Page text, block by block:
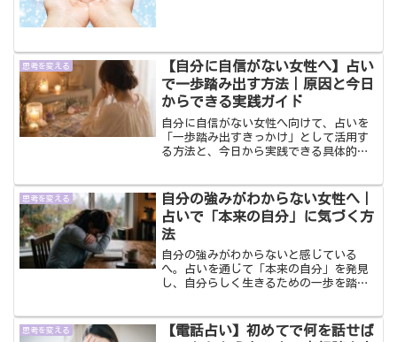
思考を変える
【自分に自信がない女性へ】占い
で一歩踏み出す方法｜原因と今日
からできる実践ガイド
自分に自信がない女性へ向けて、占いを
「一歩踏み出すきっかけ」として活用す
る方法と、今日から実践できる具体的な
いう自分から解放されます。
思考を変える
自分の強みがわからない女性へ｜
占いで「本来の自分」に気づく方
法
自分の強みがわからないと感じている
へ。占いを通じて「本来の自分」を発見
し、自分らしく生きるための一歩を踏み
い」その解決方法がわかります。
思考を変える
【電話占い】初めてで何を話せば